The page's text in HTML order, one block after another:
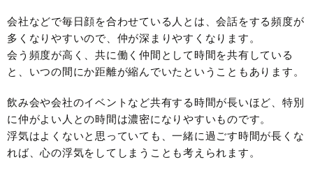
会社などで毎日顔を合わせている人とは、会話をする頻度が
多くなりやすいので、仲が深まりやすくなります。
会う頻度が高く、共に働く仲間として時間を共有している
と、いつの間にか距離が縮んでいたということもあります。
飲み会や会社のイベントなど共有する時間が長いほど、特別
に仲がよい人との時間は濃密になりやすいものです。
浮気はよくないと思っていても、一緒に過ごす時間が長くな
れば、心の浮気をしてしまうことも考えられます。